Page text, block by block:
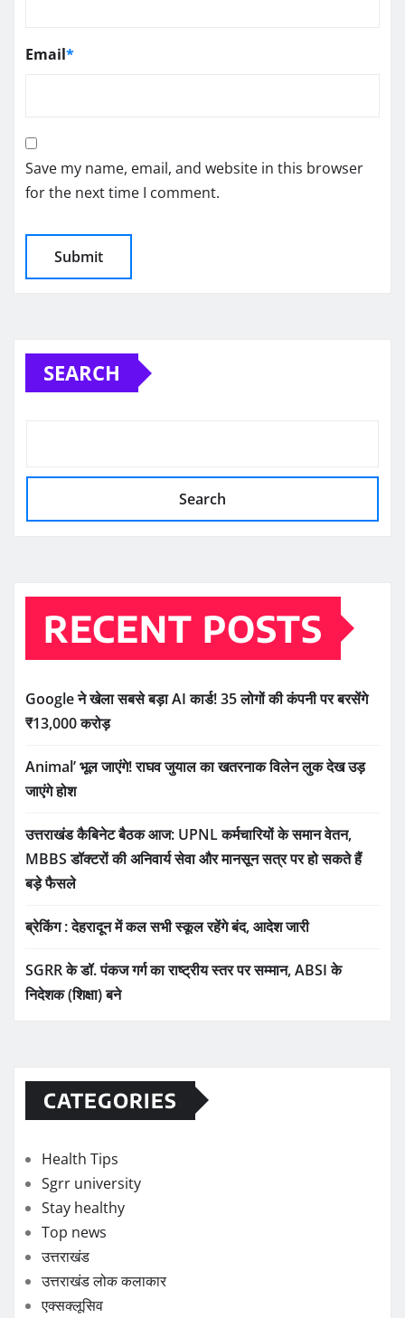
Email*
Save my name, email, and website in this browser
for the next time I comment.
SEARCH
Search
RECENT POSTS
Google ने खेला सबसे बड़ा AI कार्ड! 35 लोगों की कंपनी पर बरसेंगे
₹13,000 करोड़
Animal’ भूल जाएंगे! राघव जुयाल का खतरनाक विलेन लुक देख उड़
जाएंगे होश
उत्तराखंड कैबिनेट बैठक आज: UPNL कर्मचारियों के समान वेतन,
MBBS डॉक्टरों की अनिवार्य सेवा और मानसून सत्र पर हो सकते हैं
बड़े फैसले
ब्रेकिंग : देहरादून में कल सभी स्कूल रहेंगे बंद, आदेश जारी
SGRR के डॉ. पंकज गर्ग का राष्ट्रीय स्तर पर सम्मान, ABSI के
निदेशक (शिक्षा) बने
CATEGORIES
Health Tips
Sgrr university
Stay healthy
Top news
उत्तराखंड
उत्तराखंड लोक कलाकार
एक्सक्लूसिव